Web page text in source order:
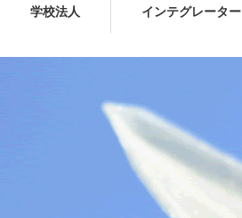
学校法人 インテグレーター